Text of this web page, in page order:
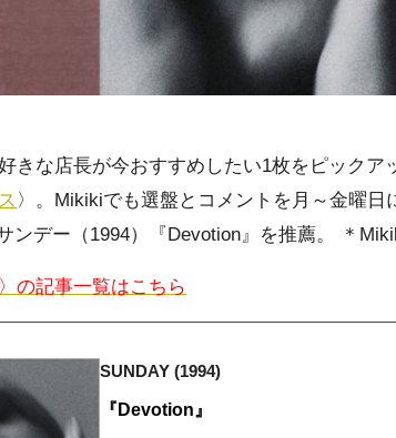
きな店長が今おすすめしたい1枚をピックア
〉。Mikikiでも選盤とコメントを月～金曜
ンデー（1994）『Devotion』を推薦。 ＊
の記事一覧はこちら
SUNDAY (1994)
『Devotion』